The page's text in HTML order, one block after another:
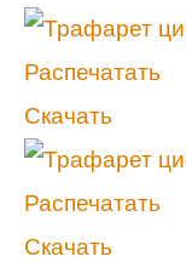
Распечатать
Скачать
Распечатать
Скачать